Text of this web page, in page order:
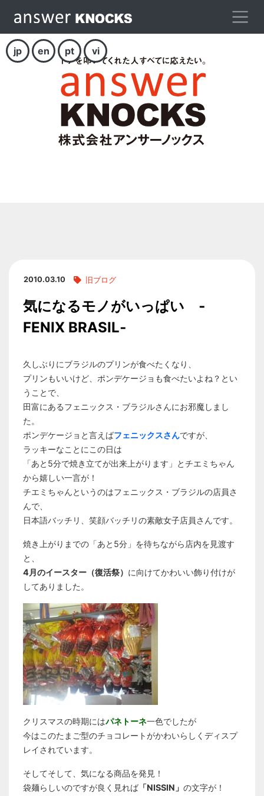
jp en pt vi
2010.03.10 旧ブログ
気になるモノがいっぱい ‐
FENIX BRASIL‐
久しぶりにブラジルのプリンが食べたくなり、
プリンもいいけど、ポンデケージョも食べたいよね？とい
うことで、
田富にあるフェニックス・ブラジルさんにお邪魔しまし
た。
ポンデケージョと言えばフェニックスさんですが、
ラッキーなことにこの日は
「あと5分で焼き立てが出来上がります」とチエミちゃん
から嬉しい一言が！
チエミちゃんというのはフェニックス・ブラジルの店員さ
んで、
日本語バッチリ、笑顔バッチリの素敵女子店員さんです。
焼き上がりまでの「あと5分」を待ちながら店内を見渡す
と、
4月のイースター（復活祭） に向けてかわいい飾り付けが
してありました。
クリスマスの時期にはパネトーネ一色でしたが
今はこのたまご型のチョコレートがかわいらしくディスプ
レイされています。
そしてそして、気になる商品を発見！
袋麺らしいのですが良く見れば 「NISSIN」 の文字が！